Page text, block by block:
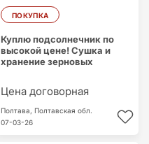
ПОКУПКА
Куплю подсолнечник по
высокой цене! Сушка и
хранение зерновых
Цена договорная
Полтава, Полтавская обл.
07-03-26